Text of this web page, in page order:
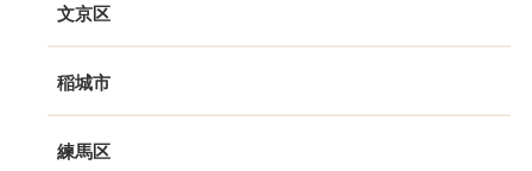
文京区
稲城市
練馬区